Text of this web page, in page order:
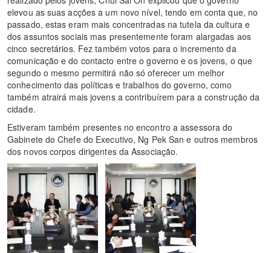
elevou as suas acções a um novo nível, tendo em conta que, no
passado, estas eram mais concentradas na tutela da cultura e
dos assuntos sociais mas presentemente foram alargadas aos
cinco secretários. Fez também votos para o incremento da
comunicação e do contacto entre o governo e os jovens, o que
segundo o mesmo permitirá não só oferecer um melhor
conhecimento das políticas e trabalhos do governo, como
também atrairá mais jovens a contribuírem para a construção da
cidade.
Estiveram também presentes no encontro a assessora do
Gabinete do Chefe do Executivo, Ng Pek San e outros membros
dos novos corpos dirigentes da Associação.